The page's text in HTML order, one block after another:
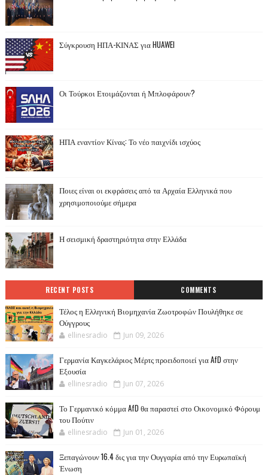
Σύγκρουση ΗΠΑ-ΚΙΝΑΣ για HUAWEI
Οι Τούρκοι Ετοιμάζονται ή Μπλοφάρουν?
ΗΠΑ εναντίον Κίνας: Το νέο παιχνίδι ισχύος
Ποιες είναι οι εκφράσεις από τα Αρχαία Ελληνικά που
χρησιμοποιούμε σήμερα
Η σεισμική δραστηριότητα στην Ελλάδα
RECENT POSTS COMMENTS
Τέλος η Ελληνική Βιομηχανία Ζωοτροφών Πουλήθηκε σε
Ούγγρους
ellinesradio Jun 09, 2026
Γερμανία Καγκελάριος Μέρτς προειδοποιεί για AfD στην
Εξουσία
ellinesradio Jun 07, 2026
Το Γερμανικό κόμμα AfD θα παραστεί στο Οικονομικό Φόρουμ
του Πούτιν
ellinesradio Jun 01, 2026
Ξεπαγώνουν 16.4 δις για την Ουγγαρία από την Ευρωπαϊκή
Ένωση